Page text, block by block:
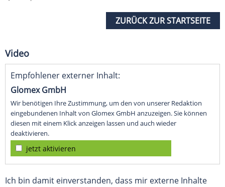
ZURÜCK ZUR STARTSEITE
Video
Empfohlener externer Inhalt:
Glomex GmbH
Wir benötigen Ihre Zustimmung, um den von unserer Redaktion
eingebundenen Inhalt von Glomex GmbH anzuzeigen. Sie können
diesen mit einem Klick anzeigen lassen und auch wieder
deaktivieren.
jetzt aktivieren
Ich bin damit einverstanden, dass mir externe Inhalte